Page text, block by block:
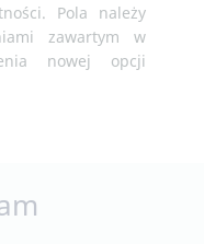
Pola należy
zawartym w
nowej opcji